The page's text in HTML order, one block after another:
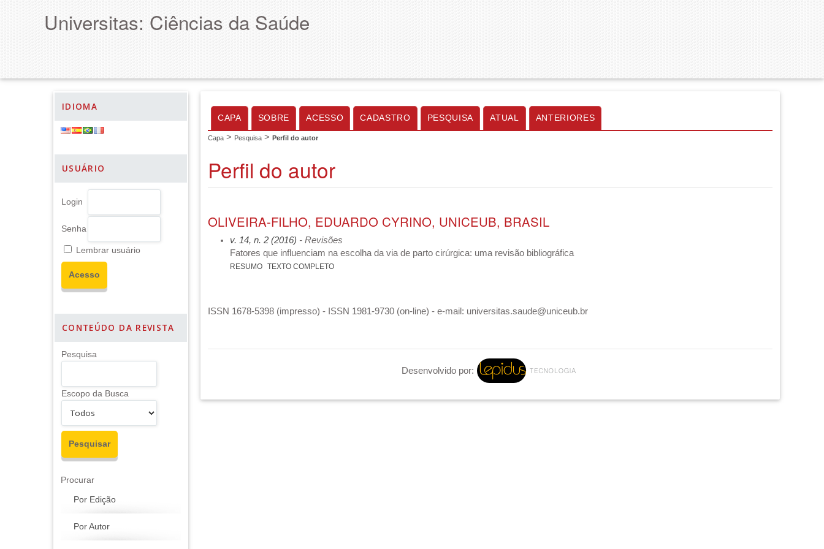
Universitas: Ciências da Saúde
IDIOMA
USUÁRIO
Login
Senha
Lembrar usuário
CONTEÚDO DA REVISTA
Pesquisa
Escopo da Busca
Procurar
Por Edição
Por Autor
CAPA SOBRE ACESSO CADASTRO PESQUISA ATUAL ANTERIORES
Capa > Pesquisa > Perfil do autor
Perfil do autor
OLIVEIRA-FILHO, EDUARDO CYRINO, UNICEUB, BRASIL
v. 14, n. 2 (2016) - Revisões
Fatores que influenciam na escolha da via de parto cirúrgica: uma revisão bibliográfica
RESUMO TEXTO COMPLETO
ISSN 1678-5398 (impresso) - ISSN 1981-9730 (on-line) - e-mail: universitas.saude@uniceub.br
Desenvolvido por: